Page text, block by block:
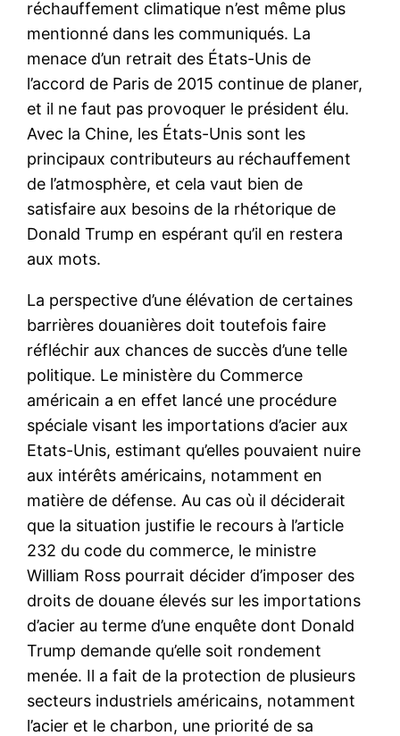
réchauffement climatique n’est même plus
mentionné dans les communiqués. La
menace d’un retrait des États-Unis de
l’accord de Paris de 2015 continue de planer,
et il ne faut pas provoquer le président élu.
Avec la Chine, les États-Unis sont les
principaux contributeurs au réchauffement
de l’atmosphère, et cela vaut bien de
satisfaire aux besoins de la rhétorique de
Donald Trump en espérant qu’il en restera
aux mots.
La perspective d’une élévation de certaines
barrières douanières doit toutefois faire
réfléchir aux chances de succès d’une telle
politique. Le ministère du Commerce
américain a en effet lancé une procédure
spéciale visant les importations d’acier aux
Etats-Unis, estimant qu’elles pouvaient nuire
aux intérêts américains, notamment en
matière de défense. Au cas où il déciderait
que la situation justifie le recours à l’article
232 du code du commerce, le ministre
William Ross pourrait décider d’imposer des
droits de douane élevés sur les importations
d’acier au terme d’une enquête dont Donald
Trump demande qu’elle soit rondement
menée. Il a fait de la protection de plusieurs
secteurs industriels américains, notamment
l’acier et le charbon, une priorité de sa